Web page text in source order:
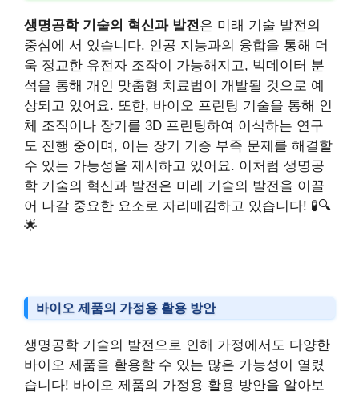
생명공학 기술의 혁신과 발전 은 미래 기술 발전의
중심에 서 있습니다. 인공 지능과의 융합을 통해 더
욱 정교한 유전자 조작이 가능해지고, 빅데이터 분
석을 통해 개인 맞춤형 치료법이 개발될 것으로 예
상되고 있어요. 또한, 바이오 프린팅 기술을 통해 인
체 조직이나 장기를 3D 프린팅하여 이식하는 연구
도 진행 중이며, 이는 장기 기증 부족 문제를 해결할
수 있는 가능성을 제시하고 있어요. 이처럼 생명공
학 기술의 혁신과 발전은 미래 기술의 발전을 이끌
어 나갈 중요한 요소로 자리매김하고 있습니다! 🧪🔍
🌟
바이오 제품의 가정용 활용 방안
생명공학 기술의 발전으로 인해 가정에서도 다양한
바이오 제품을 활용할 수 있는 많은 가능성이 열렸
습니다! 바이오 제품의 가정용 활용 방안을 알아보